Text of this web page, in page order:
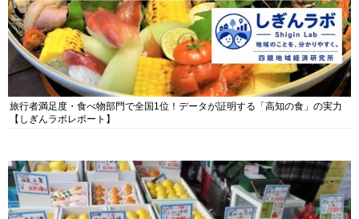
旅行者満足度・食べ物部門で全国1位！データが証明する「高知の食」の実力
【しぎんラボレポート】